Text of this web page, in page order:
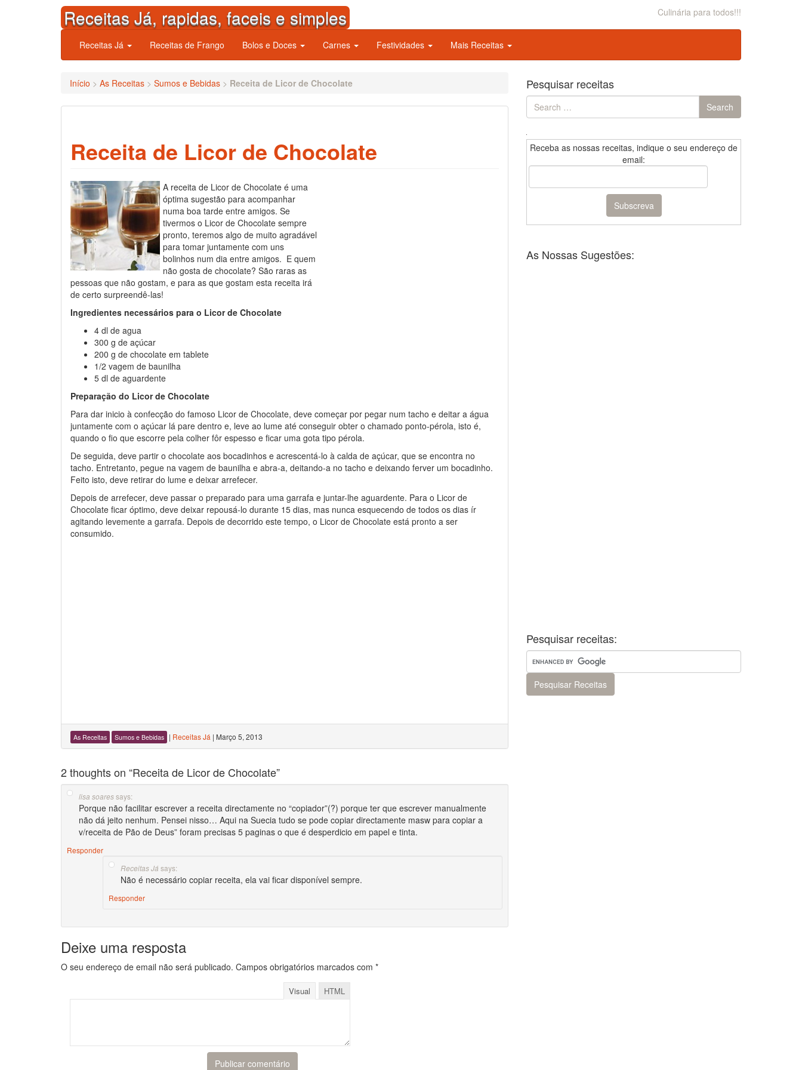
Receitas Já, rapidas, faceis e simples Culinária para todos!!!
Receitas Já Receitas de Frango Bolos e Doces Carnes Festividades Mais Receitas
Início > As Receitas > Sumos e Bebidas > Receita de Licor de Chocolate
Receita de Licor de Chocolate
A receita de Licor de Chocolate é uma
óptima sugestão para acompanhar
numa boa tarde entre amigos. Se
tivermos o Licor de Chocolate sempre
pronto, teremos algo de muito agradável
para tomar juntamente com uns
bolinhos num dia entre amigos. E quem
não gosta de chocolate? São raras as
pessoas que não gostam, e para as que gostam esta receita irá
de certo surpreendê-las!
Ingredientes necessários para o Licor de Chocolate
4 dl de agua
300 g de açúcar
200 g de chocolate em tablete
1/2 vagem de baunilha
5 dl de aguardente
Preparação do Licor de Chocolate
Para dar inicio à confecção do famoso Licor de Chocolate, deve começar por pegar num tacho e deitar a água
juntamente com o açúcar lá pare dentro e, leve ao lume até conseguir obter o chamado ponto-pérola, isto é,
quando o fio que escorre pela colher fôr espesso e ficar uma gota tipo pérola.
De seguida, deve partir o chocolate aos bocadinhos e acrescentá-lo à calda de açúcar, que se encontra no
tacho. Entretanto, pegue na vagem de baunilha e abra-a, deitando-a no tacho e deixando ferver um bocadinho.
Feito isto, deve retirar do lume e deixar arrefecer.
Depois de arrefecer, deve passar o preparado para uma garrafa e juntar-lhe aguardente. Para o Licor de
Chocolate ficar óptimo, deve deixar repousá-lo durante 15 dias, mas nunca esquecendo de todos os dias ír
agitando levemente a garrafa. Depois de decorrido este tempo, o Licor de Chocolate está pronto a ser
consumido.
As Receitas Sumos e Bebidas | Receitas Já | Março 5, 2013
2 thoughts on “Receita de Licor de Chocolate”
lisa soaressays:
Porque não facilitar escrever a receita directamente no “copiador”(?) porque ter que escrever manualmente
não dá jeito nenhum. Pensei nisso… Aqui na Suecia tudo se pode copiar directamente masw para copiar a
v/receita de Pão de Deus” foram precisas 5 paginas o que é desperdicio em papel e tinta.
Responder
Receitas Já says:
Não é necessário copiar receita, ela vai ficar disponível sempre.
Responder
Deixe uma resposta
O seu endereço de email não será publicado. Campos obrigatórios marcados com *
Visual HTML
Pesquisar receitas
Search
for:
Search
Receba as nossas receitas, indique o seu endereço de
email:
As Nossas Sugestões:
Pesquisar receitas: